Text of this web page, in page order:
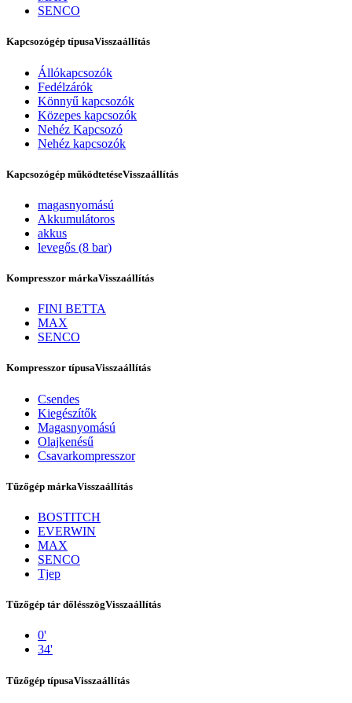
SENCO
Kapcsozógép típusaVisszaállítás
Állókapcsozók
Fedélzárók
Könnyű kapcsozók
Közepes kapcsozók
Nehéz Kapcsozó
Nehéz kapcsozók
Kapcsozógép működtetéseVisszaállítás
magasnyomású
Akkumulátoros
akkus
levegős (8 bar)
Kompresszor márkaVisszaállítás
FINI BETTA
MAX
SENCO
Kompresszor típusaVisszaállítás
Csendes
Kiegészítők
Magasnyomású
Olajkenésű
Csavarkompresszor
Tűzőgép márkaVisszaállítás
BOSTITCH
EVERWIN
MAX
SENCO
Tjep
Tűzőgép tár dőlésszögVisszaállítás
0'
34'
Tűzőgép típusaVisszaállítás